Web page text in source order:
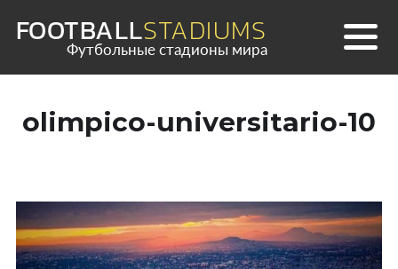
FOOTBALLSTADIUMS
Футбольные стадионы мира
olimpico-universitario-10